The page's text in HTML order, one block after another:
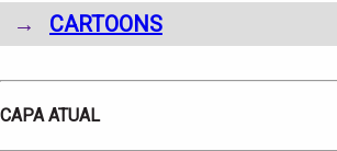
→ CARTOONS
CAPA ATUAL